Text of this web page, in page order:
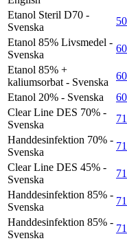
Etanol Steril D70 -
Svenska
Etanol 85% Livsmedel -
Svenska
Etanol 85% +
kaliumsorbat - Svenska
Etanol 20% - Svenska
Clear Line DES 70% -
Svenska
Handdesinfektion 70% -
Svenska
Clear Line DES 45% -
Svenska
Handdesinfektion 85% -
Svenska
Handdesinfektion 85% -
Svenska